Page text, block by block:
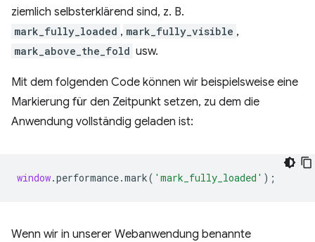
ziemlich selbsterklärend sind, z. B.
mark_fully_loaded , mark_fully_visible ,
mark_above_the_fold usw.
Mit dem folgenden Code können wir beispielsweise eine
Markierung für den Zeitpunkt setzen, zu dem die
Anwendung vollständig geladen ist:
window.performance.mark( 'mark_fully_loaded' );
Wenn wir in unserer Webanwendung benannte